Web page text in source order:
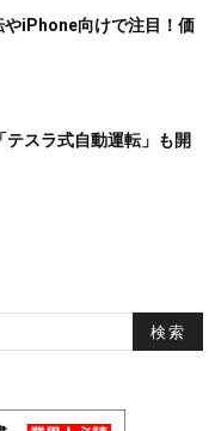
やiPhone向けで注目！価
テスラ式自動運転」も開